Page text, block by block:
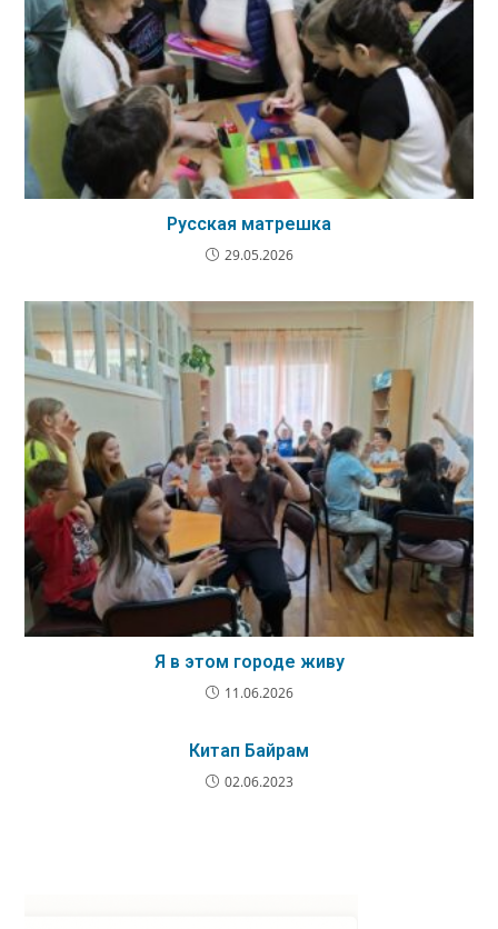
Русская матрешка
29.05.2026
Я в этом городе живу
11.06.2026
Китап Байрам
02.06.2023